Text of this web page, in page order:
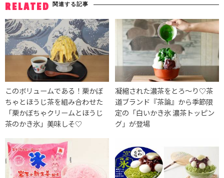
RELATED 関連する記事
このボリュームである！栗かぼ
ちゃとほうじ茶を組み合わせた
「栗かぼちゃクリームとほうじ
茶のかき氷」美味しそ♡
凝縮された濃茶をとろ〜り♡茶
道ブランド『茶論』から季節限
定の「白いかき氷 濃茶トッピン
グ」が登場